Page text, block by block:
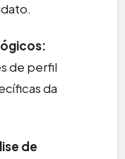
de perfil
da
de